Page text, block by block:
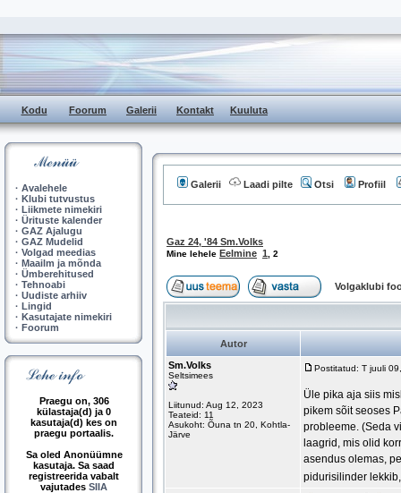
Kodu Foorum Galerii Kontakt Kuuluta
· Avalehele
· Klubi tutvustus
· Liikmete nimekiri
· Ürituste kalender
· GAZ Ajalugu
· GAZ Mudelid
· Volgad meedias
· Maailm ja mõnda
· Ümberehitused
· Tehnoabi
· Uudiste arhiiv
· Lingid
· Kasutajate nimekiri
· Foorum
Praegu on, 306
külastaja(d) ja 0
kasutaja(d) kes on
praegu portaalis.
Sa oled Anonüümne
kasutaja. Sa saad
registreerida vabalt
vajutades SIIA
Galerii Laadi pilte Otsi Profiil
Gaz 24, '84 Sm.Volks
Mine lehele Eelmine 1 2
Volgaklubi
Autor
Sm.Volks
Seltsimees
Liitunud: Aug 12, 2023
Teateid: 11
Asukoht: Õuna tn 20, Kohtla-
Järve
Postitatud: T juuli
Üle pika aja siis
pikem sõit seoses
probleeme. (Seda
laagrid, mis olid
asendus olemas,
pidurisilinder